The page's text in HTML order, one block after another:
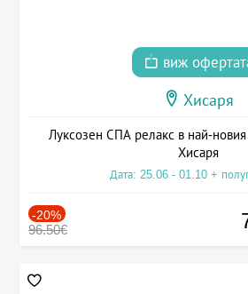
виж
Хисаря
Луксозен СПА релакс в най-
Хисаря
Дата: 25.06 - 01.10 +
-20%
96.50€